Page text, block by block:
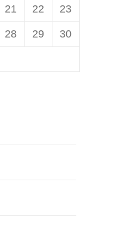
21 22 23
28 29 30